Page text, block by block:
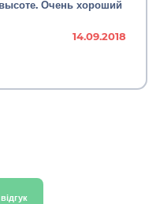
Очень хороший
14.09.2018